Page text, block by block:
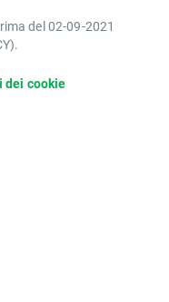
del 02-09-2021
dei cookie